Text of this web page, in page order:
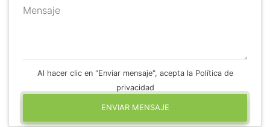
Mensaje
Al hacer clic en "Enviar mensaje", acepta la Política de
privacidad
ENVIAR MENSAJE